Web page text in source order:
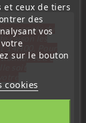
et ceux de tiers
des
vos
sur le bouton
cookies
congés du
raison les
14H00. Pour
votre
soit